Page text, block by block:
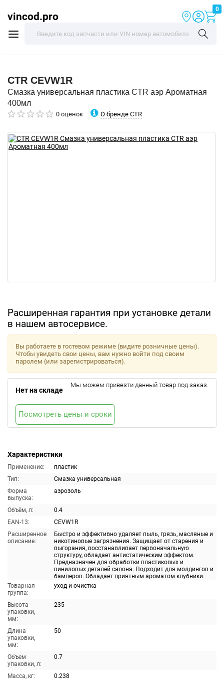
vincod.pro
0
CTR CEVW1R
Смазка универсальная пластика CTR аэр Ароматная
400мл
0 оценок О бренде CTR
Расширенная гарантия при установке детали
в нашем автосервисе.
Характеристики
Применение:
пластик
Тип:
Смазка универсальная
Форма
выпуска:
аэрозоль
Объём, л:
0.4
EAN-13:
CEVW1R
Расширенное
описание:
Быстро и эффективно удаляет пыль, грязь, масляные и
никотиновые загрязнения. Защищает от старения и
выгорания, восстанавливает первоначальную
структуру, обладает антистатическим эффектом.
Предназначен для обработки пластиковых и
виниловых деталей салона. Подходит для молдингов и
бамперов. Обладает приятным ароматом клубники.
Товарная
группа:
уход и очистка
Высота
упаковки,
мм:
235
Длина
упаковки,
мм:
50
Объем
упаковки, л:
0.7
Масса, кг:
0.238
Вы работаете в гостевом режиме (видите розничные цены).
Чтобы увидеть свои цены, вам нужно войти под своим
паролем (или зарегистрироваться).
Нет на складе
Мы можем привезти данный товар под заказ.
Посмотреть цены и сроки